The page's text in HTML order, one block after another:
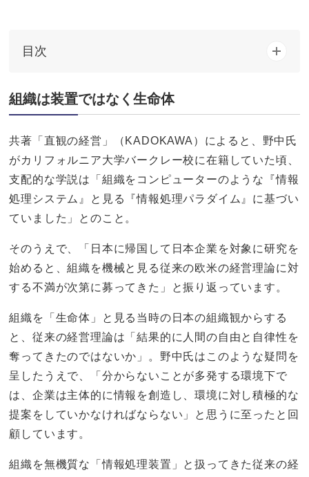
目次
組織は装置ではなく生命体
共著「直観の経営」（KADOKAWA）によると、野中氏
がカリフォルニア大学バークレー校に在籍していた頃、
支配的な学説は「組織をコンピューターのような『情報
処理システム』と見る『情報処理パラダイム』に基づい
ていました」とのこと。
そのうえで、「日本に帰国して日本企業を対象に研究を
始めると、組織を機械と見る従来の欧米の経営理論に対
する不満が次第に募ってきた」と振り返っています。
組織を「生命体」と見る当時の日本の組織観からする
と、従来の経営理論は「結果的に人間の自由と自律性を
奪ってきたのではないか」。野中氏はこのような疑問を
呈したうえで、「分からないことが多発する環境下で
は、企業は主体的に情報を創造し、環境に対し積極的な
提案をしていかなければならない」と思うに至ったと回
顧しています。
組織を無機質な「情報処理装置」と扱ってきた従来の経